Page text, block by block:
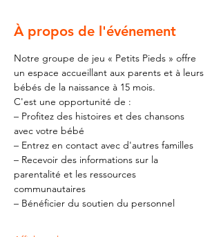
À propos de l'événement
Notre groupe de jeu « Petits Pieds » offre
un espace accueillant aux parents et à leurs
bébés de la naissance à 15 mois.
C'est une opportunité de :
– Profitez des histoires et des chansons
avec votre bébé
– Entrez en contact avec d'autres familles
– Recevoir des informations sur la
parentalité et les ressources
communautaires
– Bénéficier du soutien du personnel